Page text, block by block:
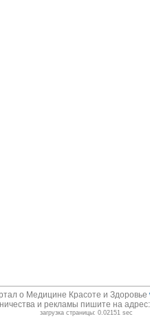
о Медицине Красоте и Здоровье
и рекламы пишите на
загрузка страницы: 0.02151 sec